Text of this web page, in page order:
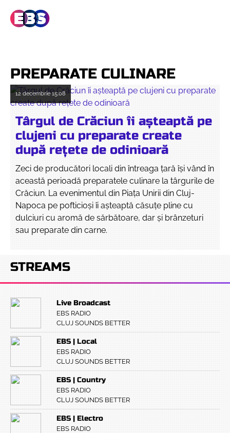
PREPARATE CULINARE
12 decembrie15:08
Târgul de Crăciun îi așteaptă pe
clujeni cu preparate create
după rețete de odinioară
Zeci de producători locali din întreaga țară își vând în
această perioadă preparatele culinare la târgurile de
Crăciun. La evenimentul din Piața Unirii din Cluj-
Napoca pe pofticioși îi așteaptă căsuțe pline cu
dulciuri cu aromă de sărbătoare, dar și brânzeturi
sau preparate din carne.
STREAMS
Live Broadcast
EBS RADIO
CLUJ SOUNDS BETTER
EBS | Local
EBS RADIO
CLUJ SOUNDS BETTER
EBS | Country
EBS RADIO
CLUJ SOUNDS BETTER
EBS | Electro
EBS RADIO